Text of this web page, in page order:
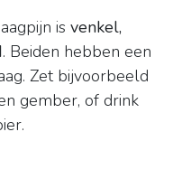
is venkel,
. Beiden hebben een
Zet bijvoorbeeld
gember, of drink